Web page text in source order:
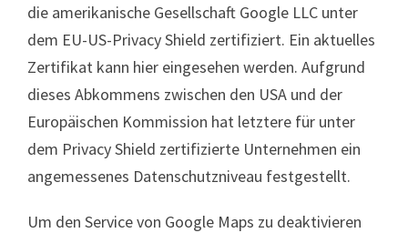
die amerikanische Gesellschaft Google LLC unter
dem EU-US-Privacy Shield zertifiziert. Ein aktuelles
Zertifikat kann hier eingesehen werden. Aufgrund
dieses Abkommens zwischen den USA und der
Europäischen Kommission hat letztere für unter
dem Privacy Shield zertifizierte Unternehmen ein
angemessenes Datenschutzniveau festgestellt.
Um den Service von Google Maps zu deaktivieren